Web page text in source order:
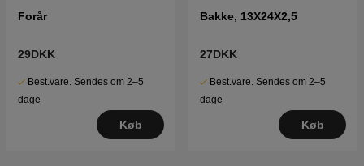
Forår
29DKK
Best.vare. Sendes om 2–5
dage
Køb
Bakke, 13X24X2,5
27DKK
Best.vare. Sendes om 2–5
dage
Køb